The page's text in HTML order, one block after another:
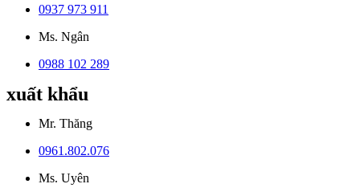
0937 973 911
Ms. Ngân
0988 102 289
xuất khẩu
Mr. Thăng
0961.802.076
Ms. Uyên